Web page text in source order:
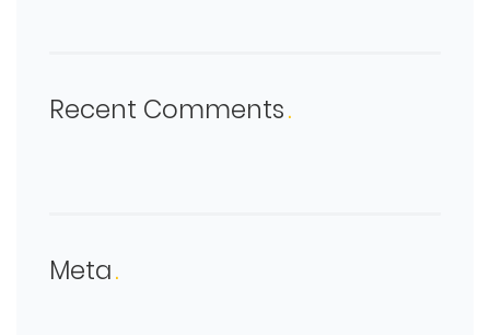
Recent Comments
Meta